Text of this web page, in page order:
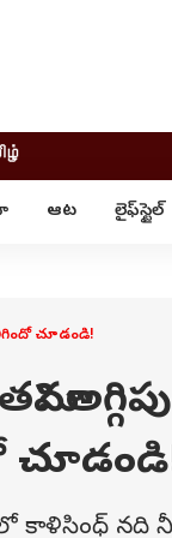
ఆట లైఫ్‌స్టైల్‌
ఓటీటీ-వెబ్‌సిరీస్‌
గాసిప్స్
ట్రెండింగ్
చూడండి!
కాళిసింధ్ నది